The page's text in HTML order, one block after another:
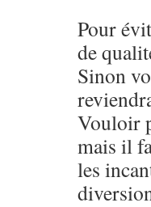
Pour
de
Sinon
Vouloir
mais il
les